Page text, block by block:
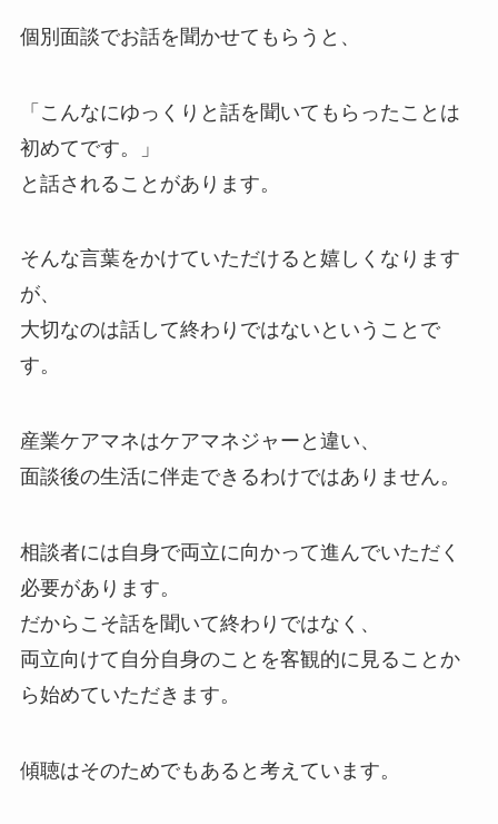
個別面談でお話を聞かせてもらうと、
「こんなにゆっくりと話を聞いてもらったことは
初めてです。」
と話されることがあります。
そんな言葉をかけていただけると嬉しくなります
が、
大切なのは話して終わりではないということで
す。
産業ケアマネはケアマネジャーと違い、
面談後の生活に伴走できるわけではありません。
相談者には自身で両立に向かって進んでいただく
必要があります。
だからこそ話を聞いて終わりではなく、
両立向けて自分自身のことを客観的に見ることか
ら始めていただきます。
傾聴はそのためでもあると考えています。